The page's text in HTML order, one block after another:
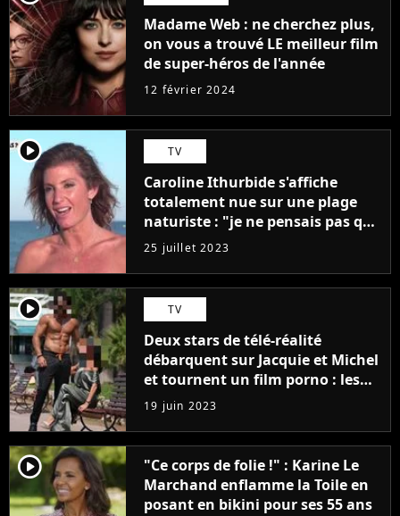
Madame Web : ne cherchez plus,
on vous a trouvé LE meilleur film
de super-héros de l'année
12 février 2024
player2 TV
Caroline Ithurbide s'affiche
totalement nue sur une plage
naturiste : "je ne pensais pas que
j'arriverais à le faire..."
25 juillet 2023
player2 TV
Deux stars de télé-réalité
débarquent sur Jacquie et Michel
et tournent un film porno : les
premières images du tournage
(exclu)
19 juin 2023
player2
"Ce corps de folie !" : Karine Le
Marchand enflamme la Toile en
posant en bikini pour ses 55 ans